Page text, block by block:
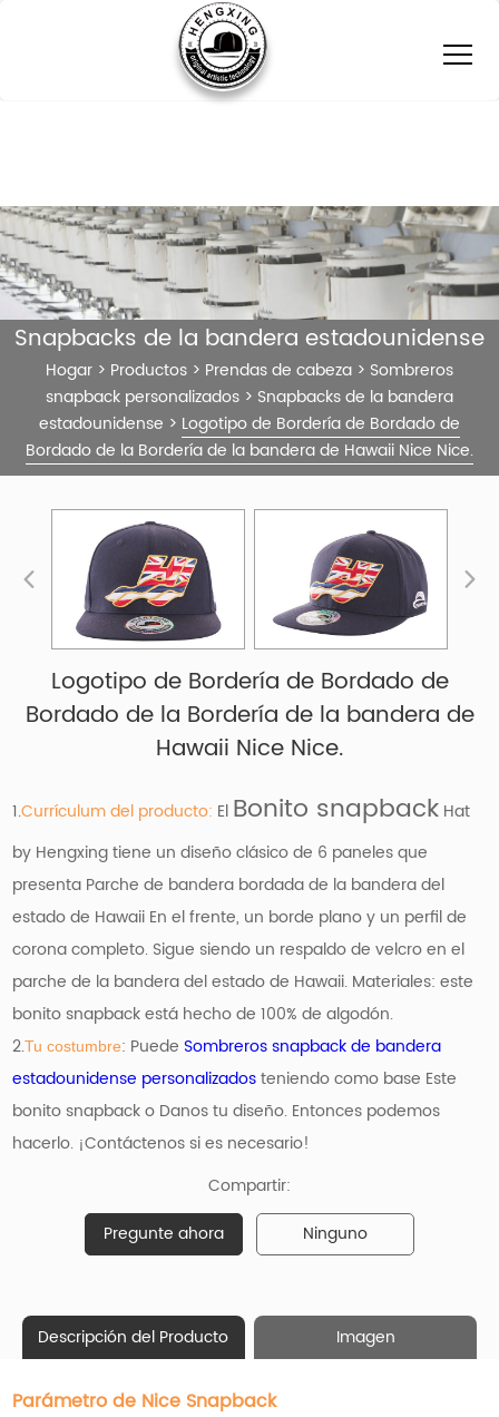
Snapbacks de la bandera estadounidense
Hogar > Productos > Prendas de cabeza > Sombreros
snapback personalizados > Snapbacks de la bandera
estadounidense > Logotipo de Bordería de Bordado de
Bordado de la Bordería de la bandera de Hawaii Nice Nice.
Logotipo de Bordería de Bordado de
Bordado de la Bordería de la bandera de
Hawaii Nice Nice.
1.Currículum del producto: El Bonito snapback Hat
by Hengxing tiene un diseño clásico de 6 paneles que
presenta Parche de bandera bordada de la bandera del
estado de Hawaii En el frente, un borde plano y un perfil de
corona completo. Sigue siendo un respaldo de velcro en el
parche de la bandera del estado de Hawaii. Materiales: este
bonito snapback está hecho de 100% de algodón.
2.Tu costumbre: PuedeSombreros snapback de bandera
estadounidense personalizadosteniendo como base Este
bonito snapback o Danos tu diseño. Entonces podemos
hacerlo. ¡Contáctenos si es necesario!
Compartir:
Pregunte ahora
Ninguno
Descripción del Producto Imagen
Parámetro de Nice Snapback